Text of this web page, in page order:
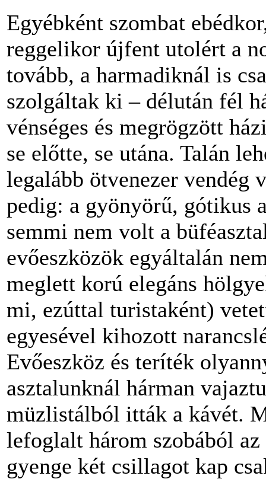
Egyébként szombat
reggelikor újfent utolért a
tovább, a harmadiknál is
szolgáltak ki – délután fél
vénséges és megrögzött
se előtte, se utána. Talán
legalább ötvenezer vendég
pedig: a gyönyörű, gótikus
semmi nem volt a
evőeszközök egyáltalán
meglett korú elegáns
mi, ezúttal turistaként)
egyesével kihozott
Evőeszköz és teríték
asztalunknál hárman
müzlistálból itták a kávét.
lefoglalt három szobából
gyenge két csillagot kap